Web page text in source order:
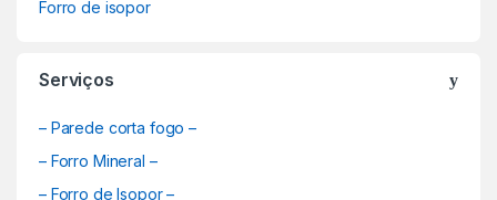
Forro de isopor
Serviços
– Parede corta fogo –
– Forro Mineral –
– Forro de Isopor –